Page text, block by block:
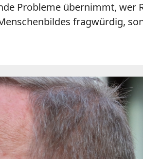
Probleme übernimmt, wer
fragwürdig,